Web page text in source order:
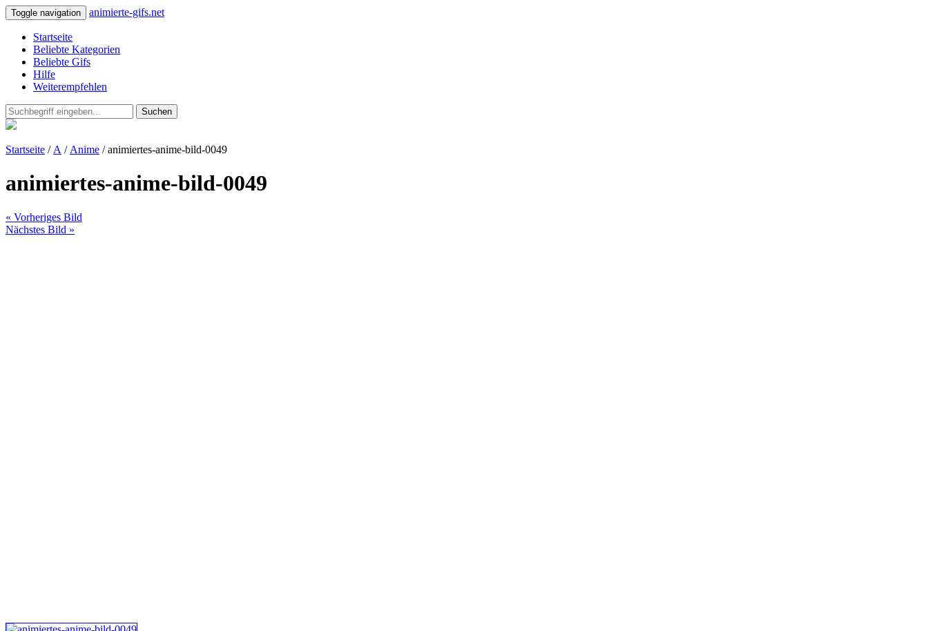
Toggle navigation animierte-gifs.net
Startseite
Beliebte Kategorien
Beliebte Gifs
Hilfe
Weiterempfehlen
Suchen
Startseite / A / Anime / animiertes-anime-bild-0049
animiertes-anime-bild-0049
« Vorheriges Bild
Nächstes Bild »